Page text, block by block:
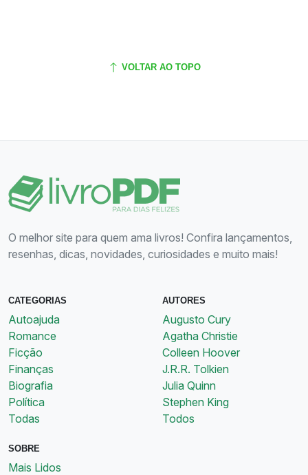
VOLTAR AO TOPO
O melhor site para quem ama livros! Confira lançamentos,
resenhas, dicas, novidades, curiosidades e muito mais!
CATEGORIAS
Autoajuda
Romance
Ficção
Finanças
Biografia
Política
Todas
AUTORES
Augusto Cury
Agatha Christie
Colleen Hoover
J.R.R. Tolkien
Julia Quinn
Stephen King
Todos
SOBRE
Mais Lidos